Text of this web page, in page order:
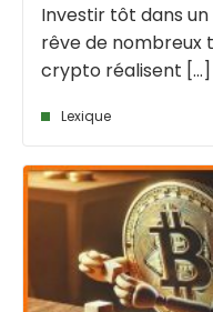
Investir tôt dans
rêve de nombreux
crypto réalisent [...]
Lexique